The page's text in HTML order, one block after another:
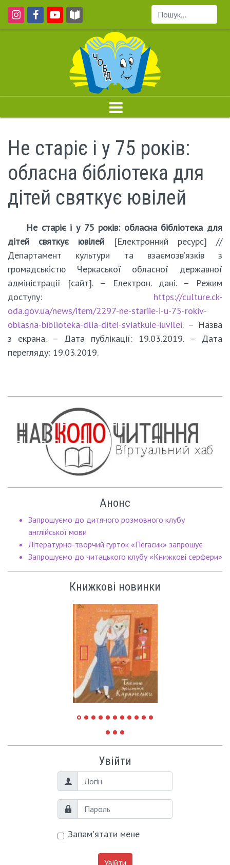
Пошук...
Не старіє і у 75 років:
обласна бібліотека для
дітей святкує ювілей
Не старіє і у 75 років: обласна бібліотека для
дітей святкує ювілей [Електронний ресурс] //
Департамент культури та взаємозв’язків з
громадськістю Черкаської обласної державної
адміністрації [сайт]. – Електрон. дані. – Режим
доступу: https://culture.ck-
oda.gov.ua/news/item/2297-ne-stariie-i-u-75-rokiv-
oblasna-biblioteka-dlia-ditei-sviatkuie-iuvilei. – Назва
з екрана. – Дата публікації: 19.03.2019. – Дата
перегляду: 19.03.2019.
Анонс
Запрошуємо до дитячого розмовного клубу
англійської мови
Літературно-творчий гурток «Пегасик» запрошує
Запрошуємо до читацького клубу «Книжкові серфери»
Книжкові новинки
Увійти
Логін
Пароль
Запам'ятати мене
Увійти